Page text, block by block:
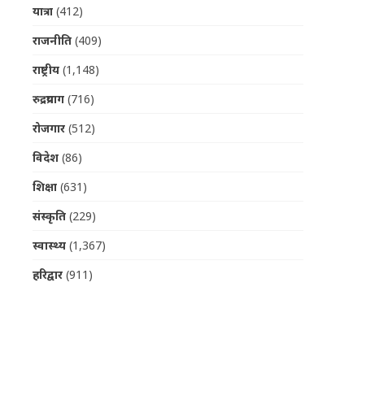
यात्रा(412)
राजनीति(409)
राष्ट्रीय(1,148)
रुद्रप्रयाग(716)
रोजगार(512)
विदेश(86)
शिक्षा(631)
संस्कृति(229)
स्वास्थ्य(1,367)
हरिद्वार(911)